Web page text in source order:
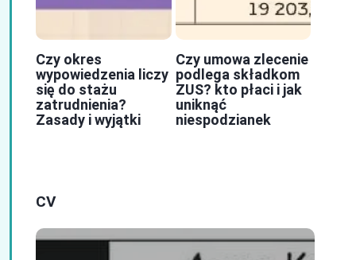
Czy okres
wypowiedzenia liczy
się do stażu
zatrudnienia?
Zasady i wyjątki
Czy umowa zlecenie
podlega składkom
ZUS? kto płaci i jak
uniknąć
niespodzianek
CV